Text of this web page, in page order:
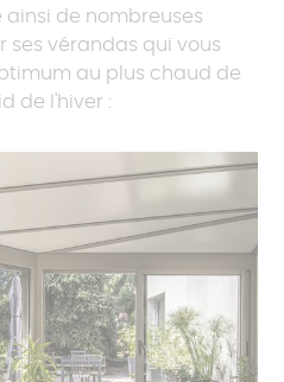
de nombreuses
ses vérandas qui vous
au plus chaud de
de l'hiver :